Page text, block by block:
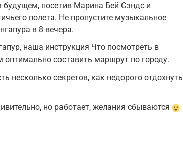
посетив Марина Бей Сэндс и
полета. Не пропустите музыкальное
в 8 вечера.
наша инструкция Что посмотреть в
составить маршрут по городу.
несколько секретов, как недорого отдохнуть
но работает, желания сбываются